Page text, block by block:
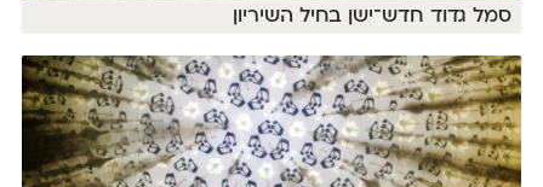
סמל גדוד חדש־ישן בחיל השיריון